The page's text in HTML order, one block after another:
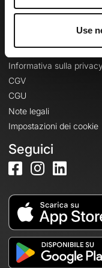
Use
Accedi
Informazioni
Informativa sulla privacy
CGV
CGU
Note legali
Impostazioni dei cookie
Seguici